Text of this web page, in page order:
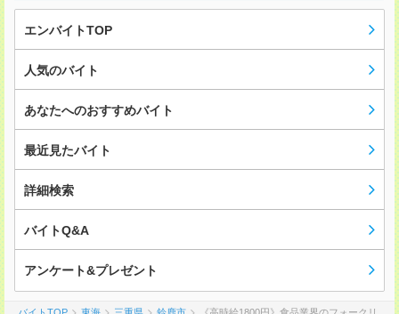
エンバイトTOP
人気のバイト
あなたへのおすすめバイト
最近見たバイト
詳細検索
バイトQ&A
アンケート&プレゼント